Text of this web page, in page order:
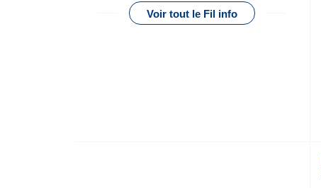
Voir tout le Fil info